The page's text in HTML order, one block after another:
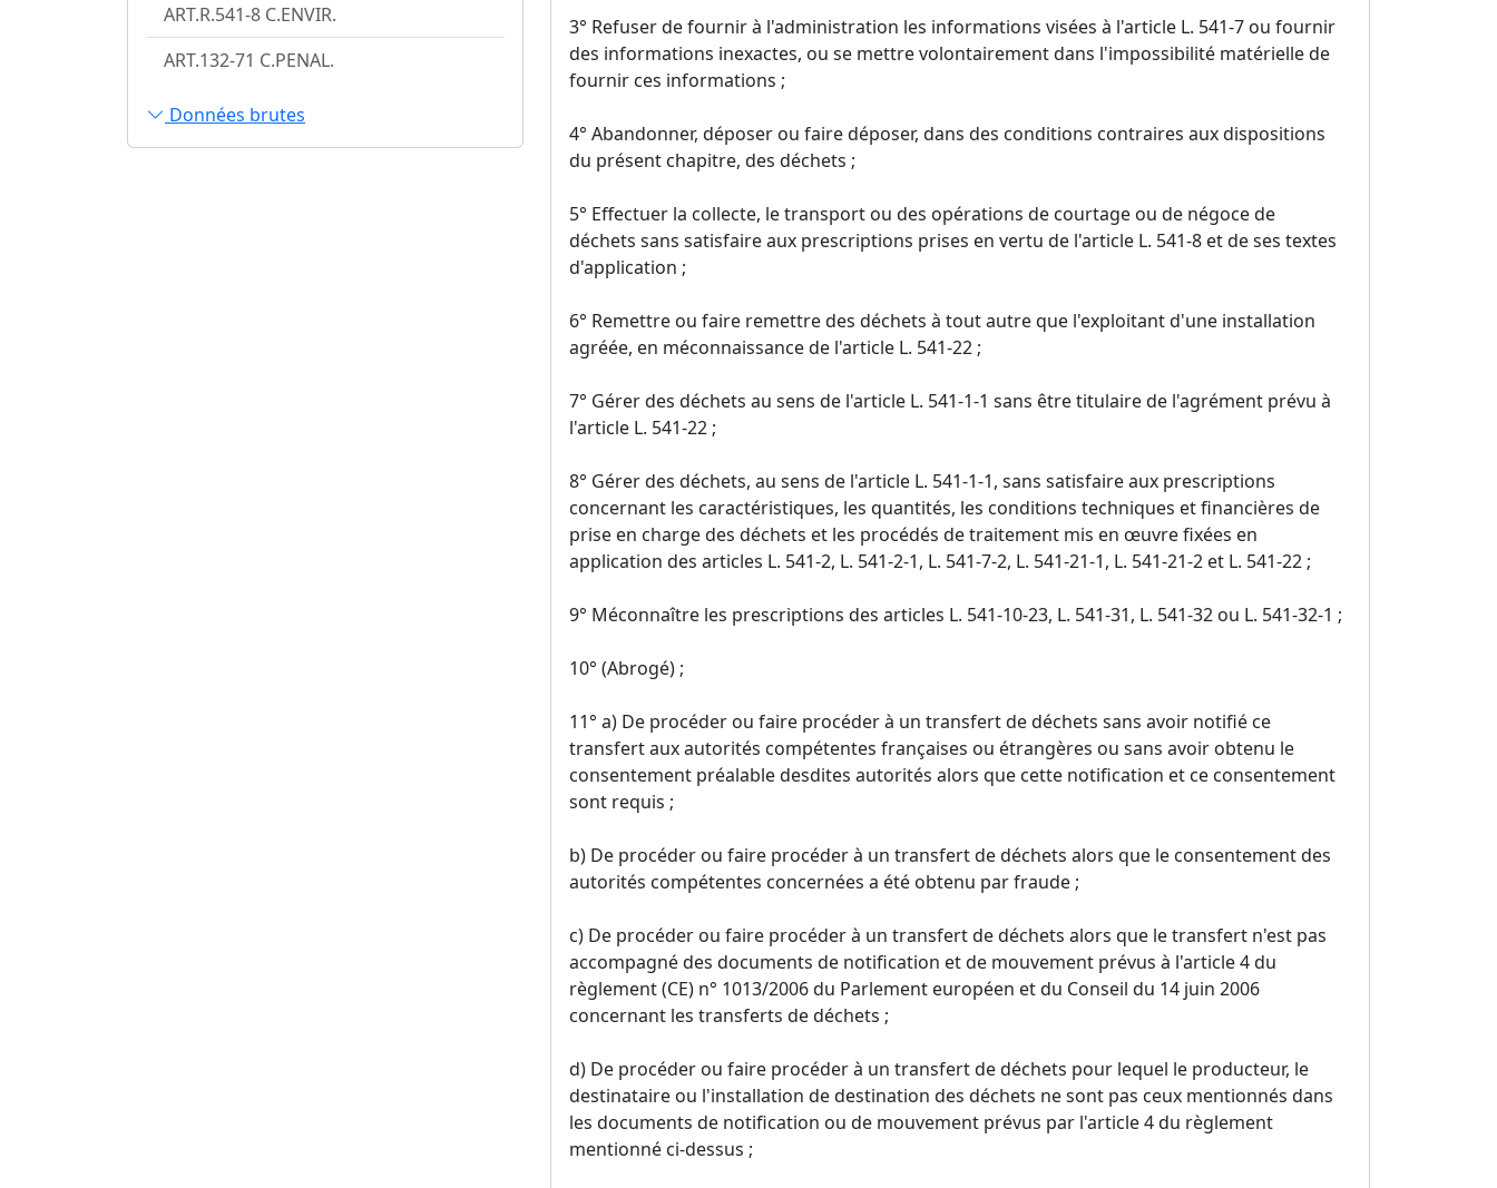
ART.R.541-8 C.ENVIR.
ART.132-71 C.PENAL.
Données brutes
3° Refuser de fournir à l'administration les informations visées à l'article L. 541-7 ou fournir
des informations inexactes, ou se mettre volontairement dans l'impossibilité matérielle de
fournir ces informations ;
4° Abandonner, déposer ou faire déposer, dans des conditions contraires aux dispositions
du présent chapitre, des déchets ;
5° Effectuer la collecte, le transport ou des opérations de courtage ou de négoce de
déchets sans satisfaire aux prescriptions prises en vertu de l'article L. 541-8 et de ses textes
d'application ;
6° Remettre ou faire remettre des déchets à tout autre que l'exploitant d'une installation
agréée, en méconnaissance de l'article L. 541-22 ;
7° Gérer des déchets au sens de l'article L. 541-1-1 sans être titulaire de l'agrément prévu à
l'article L. 541-22 ;
8° Gérer des déchets, au sens de l'article L. 541-1-1, sans satisfaire aux prescriptions
concernant les caractéristiques, les quantités, les conditions techniques et financières de
prise en charge des déchets et les procédés de traitement mis en œuvre fixées en
application des articles L. 541-2, L. 541-2-1, L. 541-7-2, L. 541-21-1, L. 541-21-2 et L. 541-22 ;
9° Méconnaître les prescriptions des articles L. 541-10-23, L. 541-31, L. 541-32 ou L. 541-32-1 ;
10° (Abrogé) ;
11° a) De procéder ou faire procéder à un transfert de déchets sans avoir notifié ce
transfert aux autorités compétentes françaises ou étrangères ou sans avoir obtenu le
consentement préalable desdites autorités alors que cette notification et ce consentement
sont requis ;
b) De procéder ou faire procéder à un transfert de déchets alors que le consentement des
autorités compétentes concernées a été obtenu par fraude ;
c) De procéder ou faire procéder à un transfert de déchets alors que le transfert n'est pas
accompagné des documents de notification et de mouvement prévus à l'article 4 du
règlement (CE) n° 1013/2006 du Parlement européen et du Conseil du 14 juin 2006
concernant les transferts de déchets ;
d) De procéder ou faire procéder à un transfert de déchets pour lequel le producteur, le
destinataire ou l'installation de destination des déchets ne sont pas ceux mentionnés dans
les documents de notification ou de mouvement prévus par l'article 4 du règlement
mentionné ci-dessus ;